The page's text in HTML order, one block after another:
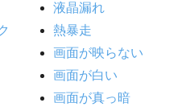
液晶漏れ
熱暴走
画面が映らない
画面が白い
画面が真っ暗